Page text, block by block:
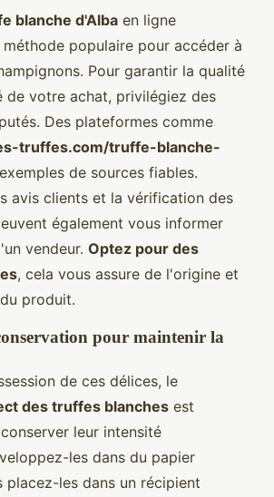
blanche d'Alba en ligne
méthode populaire pour accéder à
Pour garantir la qualité
de votre achat, privilégiez des
Des plateformes comme
truffes.com/truffe-blanche-
de sources fiables.
avis clients et la vérification des
également vous informer
vendeur. Optez pour des
, cela vous assure de l'origine et
produit.
pour maintenir la
de ces délices, le
des truffes blanches est
leur intensité
les dans du papier
placez-les dans un récipient